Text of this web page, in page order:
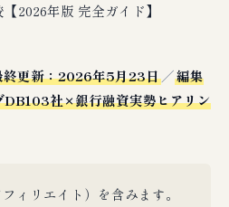
2026年版 完全ガイド】
終更新：2026年5月23日／編集
DB103社×銀行融資実勢ヒアリン
ィリエイト）を含みます。